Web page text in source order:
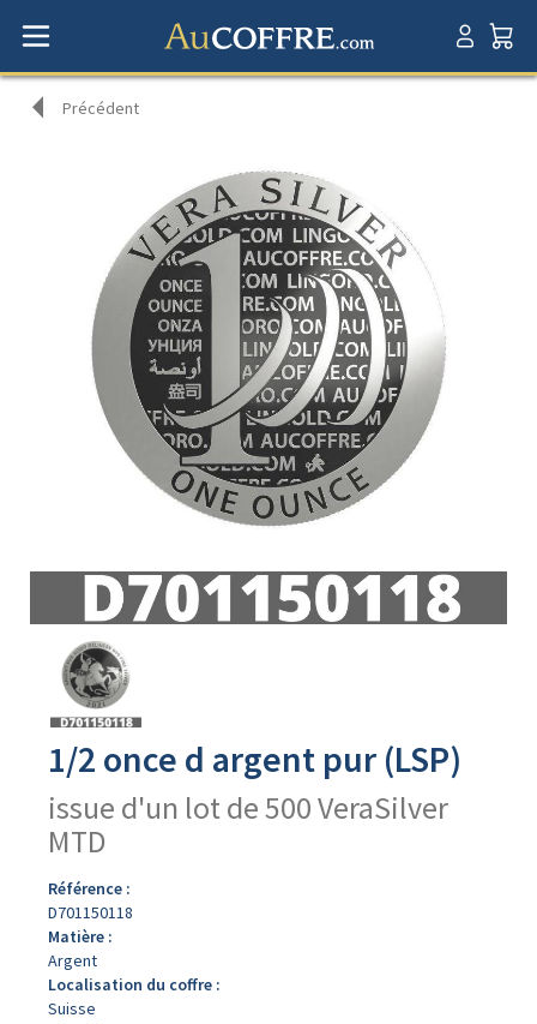
Précédent
produit
1/2 once d argent pur (LSP)
issue d'un lot de 500 VeraSilver
MTD
Référence :
D701150118
Matière :
Argent
Localisation du coffre :
Suisse